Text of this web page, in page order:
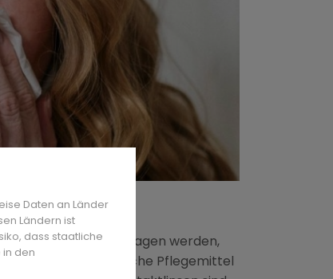
sie zu lange getragen werden,
Achten Sie auf frische Pflegemittel
Daten an Länder
Ländern ist
dass staatliche
den